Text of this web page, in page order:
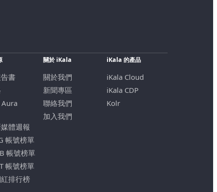
書
體週報
帳號榜單
帳號榜單
帳號榜單
排行榜
關於 iKala
關於我們
新聞專區
聯絡我們
加入我們
iKala 的產品
iKala Cloud
iKala CDP
Kolr